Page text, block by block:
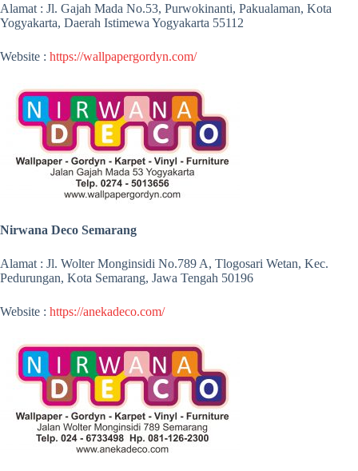
Alamat : Jl. Gajah Mada No.53, Purwokinanti, Pakualaman, Kota
Yogyakarta, Daerah Istimewa Yogyakarta 55112
Website : https://wallpapergordyn.com/
Nirwana Deco Semarang
Alamat : Jl. Wolter Monginsidi No.789 A, Tlogosari Wetan, Kec.
Pedurungan, Kota Semarang, Jawa Tengah 50196
Website : https://anekadeco.com/